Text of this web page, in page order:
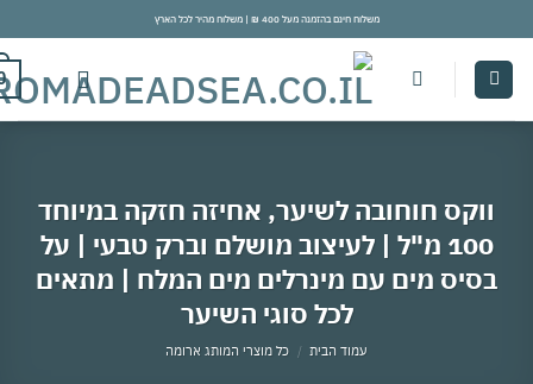
משלוח חינם בהזמנה מעל 400 ₪ | משלוח מהיר לכל הארץ
0
ווקס חוחובה לשיער, אחיזה חזקה במיוחד
100 מ"ל | לעיצוב מושלם וברק טבעי | על
בסיס מים עם מינרלים מים המלח | מתאים
לכל סוגי השיער
עמוד הבית / כל מוצרי המותג ארומה